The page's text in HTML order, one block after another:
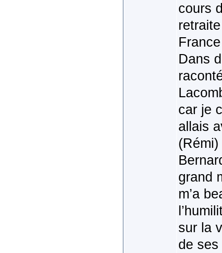
cours
Dans
car je
allais
grand
m’a
sur la
de